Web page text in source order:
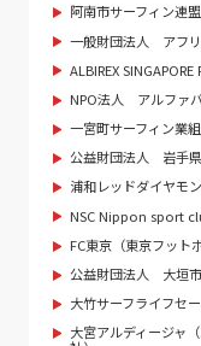
阿南市サーフィン連盟
一般財団法人 アフ
ALBIREX SINGAPORE
NPO法人 アルファ
一宮町サーフィン業
公益財団法人 岩手
浦和レッドダイヤモ
NSC Nippon sport
FC東京（東京フット
公益財団法人 大垣
大竹サーフライフセ
大宮アルディージャ